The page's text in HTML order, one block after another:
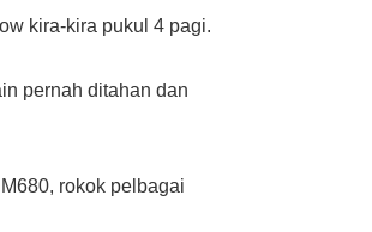
kira-kira pukul 4 pagi.
pernah ditahan dan
rokok pelbagai